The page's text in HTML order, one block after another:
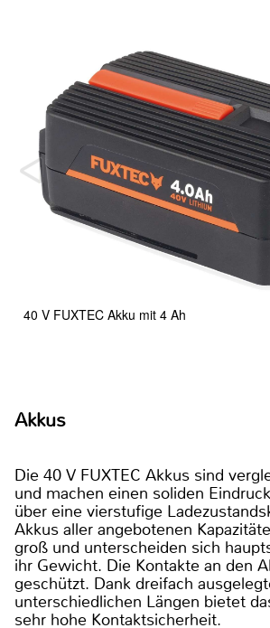
40 V FUXTEC Akku mit 4 Ah
Akkus
Die 40 V FUXTEC Akkus sind
und machen einen soliden
über eine vierstufige
Akkus aller angebotenen
groß und unterscheiden sich
ihr Gewicht. Die Kontakte an den
geschützt. Dank dreifach
unterschiedlichen Längen bietet
sehr hohe Kontaktsicherheit.